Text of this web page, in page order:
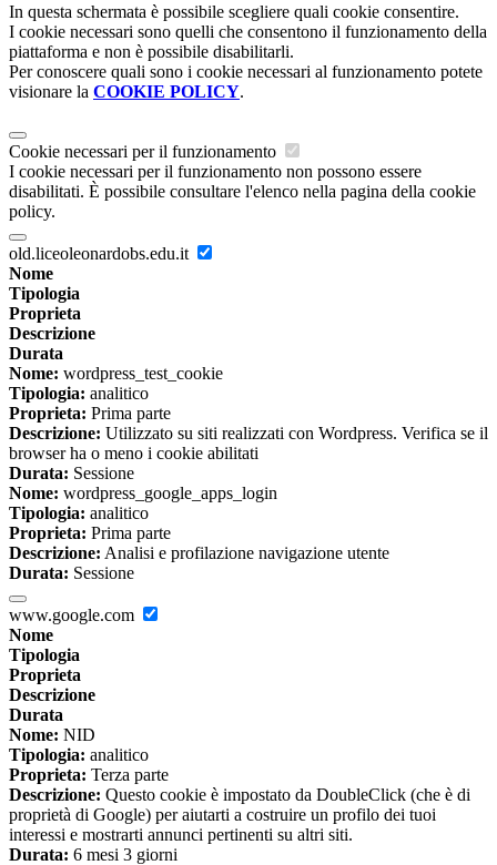
In questa schermata è possibile scegliere quali cookie consentire.
I cookie necessari sono quelli che consentono il funzionamento della
piattaforma e non è possibile disabilitarli.
Per conoscere quali sono i cookie necessari al funzionamento potete
visionare la COOKIE POLICY.
Cookie necessari per il funzionamento
I cookie necessari per il funzionamento non possono essere
disabilitati. È possibile consultare l'elenco nella pagina della cookie
policy.
old.liceoleonardobs.edu.it
Nome
Tipologia
Proprieta
Descrizione
Durata
Nome: wordpress_test_cookie
Tipologia: analitico
Proprieta: Prima parte
Descrizione: Utilizzato su siti realizzati con Wordpress. Verifica se il
browser ha o meno i cookie abilitati
Durata: Sessione
Nome: wordpress_google_apps_login
Tipologia: analitico
Proprieta: Prima parte
Descrizione: Analisi e profilazione navigazione utente
Durata: Sessione
www.google.com
Nome
Tipologia
Proprieta
Descrizione
Durata
Nome: NID
Tipologia: analitico
Proprieta: Terza parte
Descrizione: Questo cookie è impostato da DoubleClick (che è di
proprietà di Google) per aiutarti a costruire un profilo dei tuoi
interessi e mostrarti annunci pertinenti su altri siti.
Durata: 6 mesi 3 giorni